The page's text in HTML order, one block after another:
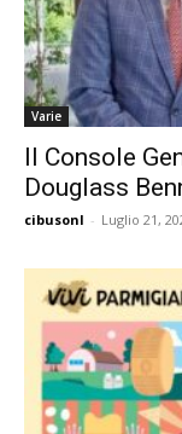
Varie
Il Console
Douglass
cibusonl - Luglio 21,